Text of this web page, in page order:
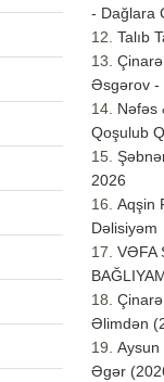
- Dağlara
Talıb
Əsgərov -
Nəfəs
Qoşulub
2026
Aqşin
Dəlisiyəm
VƏFA
Əlimdən
Aysun
Əgər